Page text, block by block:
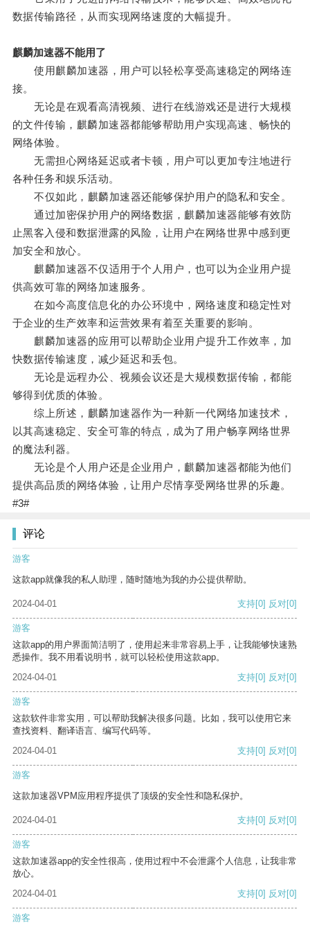
数据传输路径，从而实现网络速度的大幅提升。
麒麟加速器不能用了
使用麒麟加速器，用户可以轻松享受高速稳定的网络连
接。
无论是在观看高清视频、进行在线游戏还是进行大规模
的文件传输，麒麟加速器都能够帮助用户实现高速、畅快的
网络体验。
无需担心网络延迟或者卡顿，用户可以更加专注地进行
各种任务和娱乐活动。
不仅如此，麒麟加速器还能够保护用户的隐私和安全。
通过加密保护用户的网络数据，麒麟加速器能够有效防
止黑客入侵和数据泄露的风险，让用户在网络世界中感到更
加安全和放心。
麒麟加速器不仅适用于个人用户，也可以为企业用户提
供高效可靠的网络加速服务。
在如今高度信息化的办公环境中，网络速度和稳定性对
于企业的生产效率和运营效果有着至关重要的影响。
麒麟加速器的应用可以帮助企业用户提升工作效率，加
快数据传输速度，减少延迟和丢包。
无论是远程办公、视频会议还是大规模数据传输，都能
够得到优质的体验。
综上所述，麒麟加速器作为一种新一代网络加速技术，
以其高速稳定、安全可靠的特点，成为了用户畅享网络世界
的魔法利器。
无论是个人用户还是企业用户，麒麟加速器都能为他们
提供高品质的网络体验，让用户尽情享受网络世界的乐趣。
#3#
评论
游客
这款app就像我的私人助理，随时随地为我的办公提供帮助。
2024-04-01 支持[0] 反对[0]
游客
这款app的用户界面简洁明了，使用起来非常容易上手，让我能够快速熟
悉操作。我不用看说明书，就可以轻松使用这款app。
2024-04-01
支持[0] 反对[0]
游客
这款软件非常实用，可以帮助我解决很多问题。比如，我可以使用它来
查找资料、翻译语言、编写代码等。
2024-04-01
支持[0] 反对[0]
游客
这款加速器VPM应用程序提供了顶级的安全性和隐私保护。
2024-04-01 支持[0] 反对[0]
游客
这款加速器app的安全性很高，使用过程中不会泄露个人信息，让我非常
放心。
2024-04-01
支持[0] 反对[0]
游客